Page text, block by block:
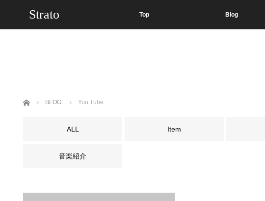
Strato Top Blog
ホーム BLOG You Tube
ALL Item
音楽紹介